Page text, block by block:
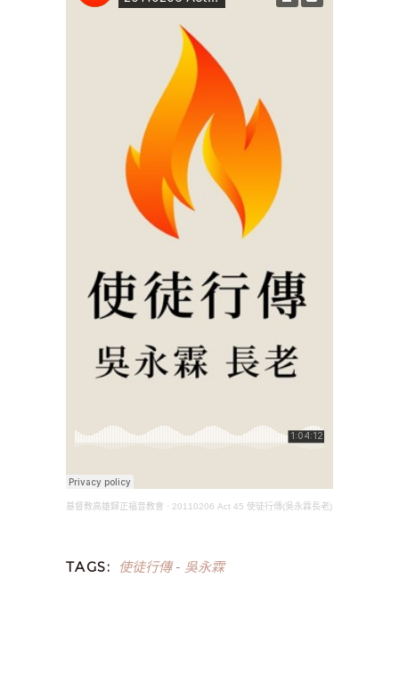
基督教高雄歸正福音教會 · 20110206 Act 45 使徒行傳(吳永霖長老)
TAGS: 使徒行傳- 吳永霖